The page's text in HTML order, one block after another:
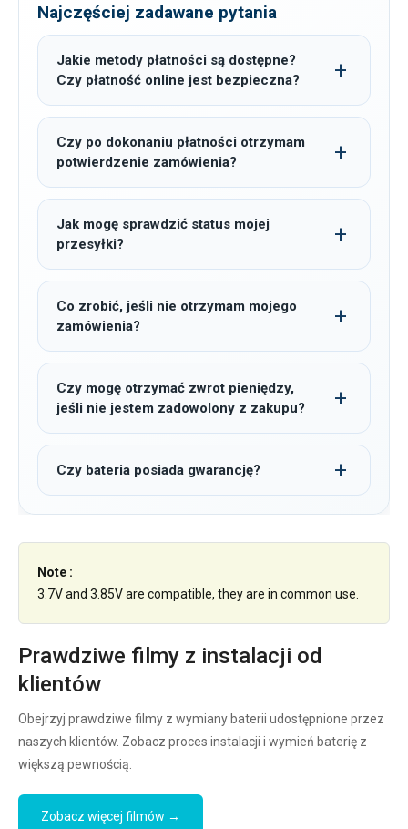
Najczęściej zadawane pytania
Jakie metody płatności są dostępne?
Czy płatność online jest bezpieczna?
Czy po dokonaniu płatności otrzymam
potwierdzenie zamówienia?
Jak mogę sprawdzić status mojej
przesyłki?
Co zrobić, jeśli nie otrzymam mojego
zamówienia?
Czy mogę otrzymać zwrot pieniędzy,
jeśli nie jestem zadowolony z zakupu?
Czy bateria posiada gwarancję?
Note :
3.7V and 3.85V are compatible, they are in common use.
Prawdziwe filmy z instalacji od
klientów
Obejrzyj prawdziwe filmy z wymiany baterii udostępnione przez
naszych klientów. Zobacz proces instalacji i wymień baterię z
większą pewnością.
Zobacz więcej filmów →